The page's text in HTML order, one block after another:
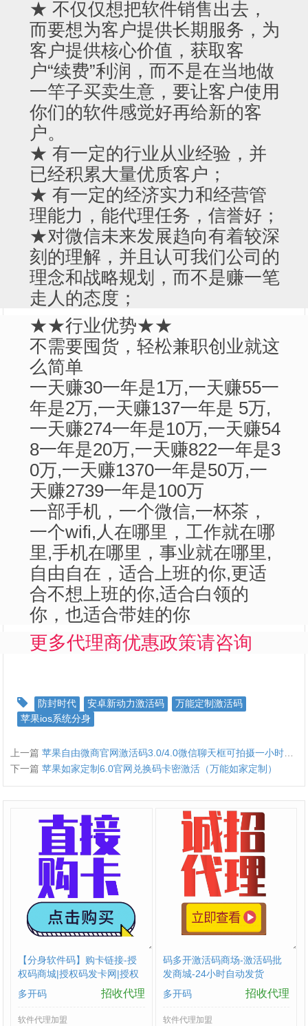
★ 不仅仅想把软件销售出去，
而要想为客户提供长期服务，为
客户提供核心价值，获取客
户“续费”利润，而不是在当地做
一竿子买卖生意，要让客户使用
你们的软件感觉好再给新的客
户。
★ 有一定的行业从业经验，并
已经积累大量优质客户；
★ 有一定的经济实力和经营管
理能力，能代理任务，信誉好；
★对微信未来发展趋向有着较深
刻的理解，并且认可我们公司的
理念和战略规划，而不是赚一笔
走人的态度；
★★行业优势★★
不需要囤货，轻松兼职创业就这
么简单
一天赚30一年是1万,一天赚55一
年是2万,一天赚137一年是 5万,
一天赚274一年是10万,一天赚54
8一年是20万,一天赚822一年是3
0万,一天赚1370一年是50万,一
天赚2739一年是100万
一部手机，一个微信,一杯茶，
一个wifi,人在哪里，工作就在哪
里,手机在哪里，事业就在哪里,
自由自在，适合上班的你,更适
合不想上班的你,适合白领的
你，也适合带娃的你
更多代理商优惠政策请咨询
防封时代 安卓新动力激活码
万能定制激活码
苹果ios系统分身
上一篇苹果自由微商官网激活码3.0/4.0微信聊天框可拍摄一小时视频窗口消息苹果转发分身多开
下一篇苹果如家定制6.0官网兑换码卡密激活（万能如家定制）
【分身软件码】购卡链接-授
权码商城|授权码发卡网|授权
码24小时自助发卡|点击进入
多开码 招收代理
软件代理加盟
码多开激活码商场-激活码批
发商城-24小时自动发货
多开码
招收代理
软件代理加盟